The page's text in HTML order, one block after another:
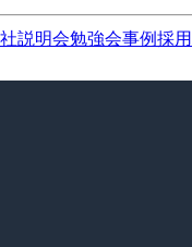
説明会勉強会事例採用